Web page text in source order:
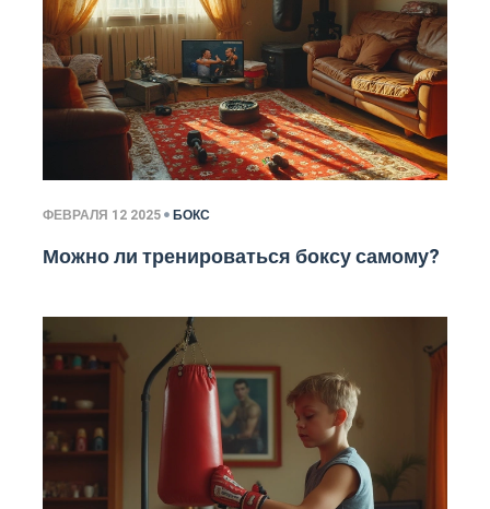
ФЕВРАЛЯ 12 2025 БОКС
Можно ли тренироваться боксу самому?